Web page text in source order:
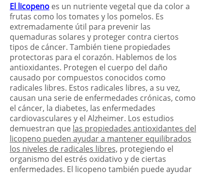
El licopeno es un nutriente vegetal que da color a
frutas como los tomates y los pomelos. Es
extremadamente útil para prevenir las
quemaduras solares y proteger contra ciertos
tipos de cáncer. También tiene propiedades
protectoras para el corazón. Hablemos de los
antioxidantes. Protegen el cuerpo del daño
causado por compuestos conocidos como
radicales libres. Estos radicales libres, a su vez,
causan una serie de enfermedades crónicas, como
el cáncer, la diabetes, las enfermedades
cardiovasculares y el Alzheimer. Los estudios
demuestran que las propiedades antioxidantes del
licopeno pueden ayudar a mantener equilibrados
los niveles de radicales libres, protegiendo el
organismo del estrés oxidativo y de ciertas
enfermedades. El licopeno también puede ayudar